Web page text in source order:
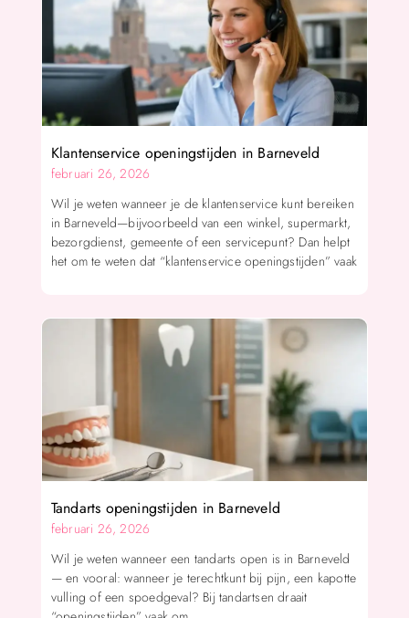
Klantenservice openingstijden in Barneveld
februari 26, 2026
Wil je weten wanneer je de klantenservice kunt bereiken
in Barneveld—bijvoorbeeld van een winkel, supermarkt,
bezorgdienst, gemeente of een servicepunt? Dan helpt
het om te weten dat “klantenservice openingstijden” vaak
Tandarts openingstijden in Barneveld
februari 26, 2026
Wil je weten wanneer een tandarts open is in Barneveld
— en vooral: wanneer je terechtkunt bij pijn, een kapotte
vulling of een spoedgeval? Bij tandartsen draait